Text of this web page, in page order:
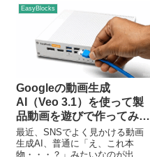
行ったら、参拝まで40分待ちで
した。正月だし、まあ混むよね
と思いつつも、記憶にはしっか
り残る混雑...
EasyBlocks
Googleの動画生成
AI（Veo 3.1）を使って製
品動画を遊びで作ってみた
話
最近、SNSでよく見かける動画
生成AI、普通に「え、これ本
物・・・？」みたいなのが出て